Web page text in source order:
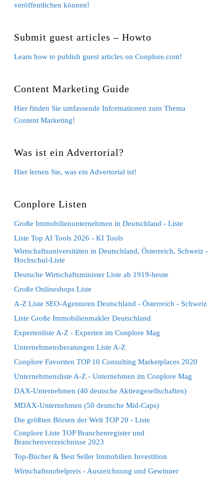
veröffentlichen können!
Submit guest articles – Howto
Learn how to publish guest articles on Conplore.com!
Content Marketing Guide
Hier finden Sie umfassende Informationen zum Thema
Content Marketing!
Was ist ein Advertorial?
Hier lernen Sie, was ein Advertorial ist!
Conplore Listen
Große Immobilienunternehmen in Deutschland - Liste
Liste Top AI Tools 2026 - KI Tools
Wirtschaftsuniversitäten in Deutschland, Österreich, Schweiz -
Hochschul-Liste
Deutsche Wirtschaftsminister Liste ab 1919-heute
Große Onlineshops Liste
A-Z Liste SEO-Agenturen Deutschland - Österreich - Schweiz
Liste Große Immobilienmakler Deutschland
Expertenliste A-Z - Experten im Conplore Mag
Unternehmensberatungen Liste A-Z
Conplore Favoriten TOP 10 Consulting Marketplaces 2020
Unternehmensliste A-Z - Unternehmen im Conplore Mag
DAX-Unternehmen (40 deutsche Aktiengesellschaften)
MDAX-Unternehmen (50 deutsche Mid-Caps)
Die größten Börsen der Welt TOP 20 - Liste
Conplore Liste TOP Branchenregister und
Branchenverzeichnisse 2023
Top-Bücher & Best Seller Immobilien Investition
Wirtschaftsnobelpreis - Auszeichnung und Gewinner